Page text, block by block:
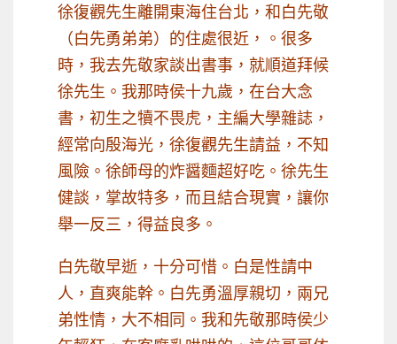
徐復觀先生離開東海住台北，和白先敬
（白先勇弟弟）的住處很近，。很多
時，我去先敬家談出書事，就順道拜候
徐先生。我那時侯十九歲，在台大念
書，初生之犢不畏虎，主編大學雜誌，
經常向殷海光，徐復觀先生請益，不知
風險。徐師母的炸醤麵超好吃。徐先生
健談，掌故特多，而且結合現實，讓你
舉一反三，得益良多。
白先敬早逝，十分可惜。白是性請中
人，直爽能幹。白先勇溫厚親切，兩兄
弟性情，大不相同。我和先敬那時侯少